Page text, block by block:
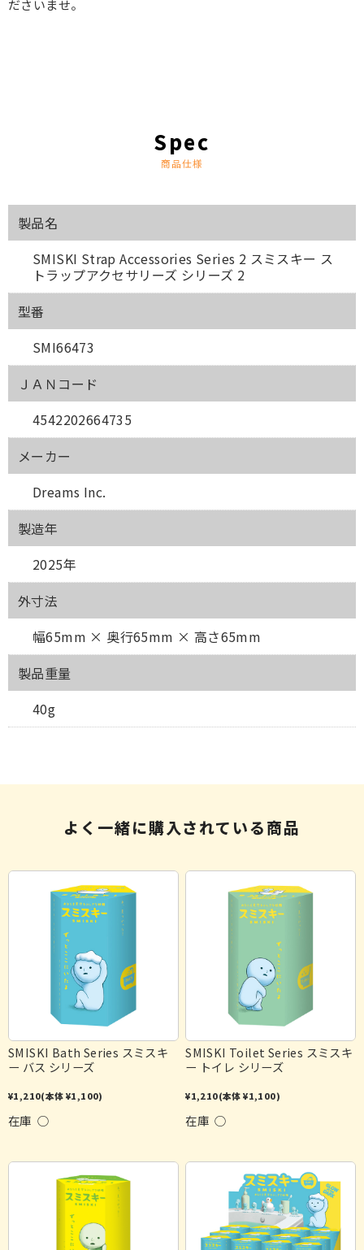
ださいませ。
商品仕様
製品名
SMISKI Strap Accessories Series 2 スミスキー ス
トラップアクセサリーズ シリーズ 2
型番
SMI66473
ＪＡＮコード
4542202664735
メーカー
Dreams Inc.
製造年
2025年
外寸法
幅65mm × 奥行65mm × 高さ65mm
製品重量
40g
よく一緒に購入されている商品
SMISKI Bath Series スミスキ
ー バス シリーズ
¥1,210(本体 ¥1,100)
在庫 ○
SMISKI Toilet Series スミスキ
ー トイレ シリーズ
¥1,210(本体 ¥1,100)
在庫 ○